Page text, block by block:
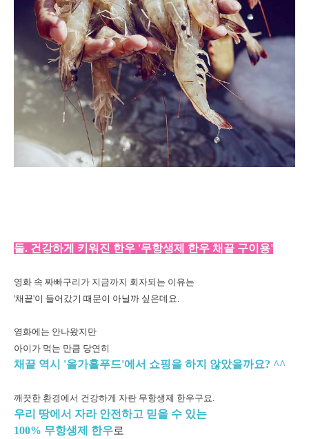
둘. 건강하게 키워진 한우 '무항생제 한우 채끝 구이용'
영화 속 짜빠구리가 지금까지 회자되는 이유는
'채끝'이 들어갔기 때문이 아닐까 싶은데요.
영화에는 안나왔지만
아이가 먹는 만큼 당연히
채끝 역시 '올가홀푸드'에서 쇼핑을 하지 않았을까요? ^^
깨끗한 환경에서 건강하게 자란 무항생제 한우구요.
우리 땅에서 자라 안전하고 믿을 수 있는
100% 무항생제 한우로